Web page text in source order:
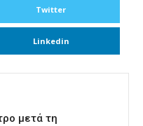
Twitter
Linkedin
μετά τη